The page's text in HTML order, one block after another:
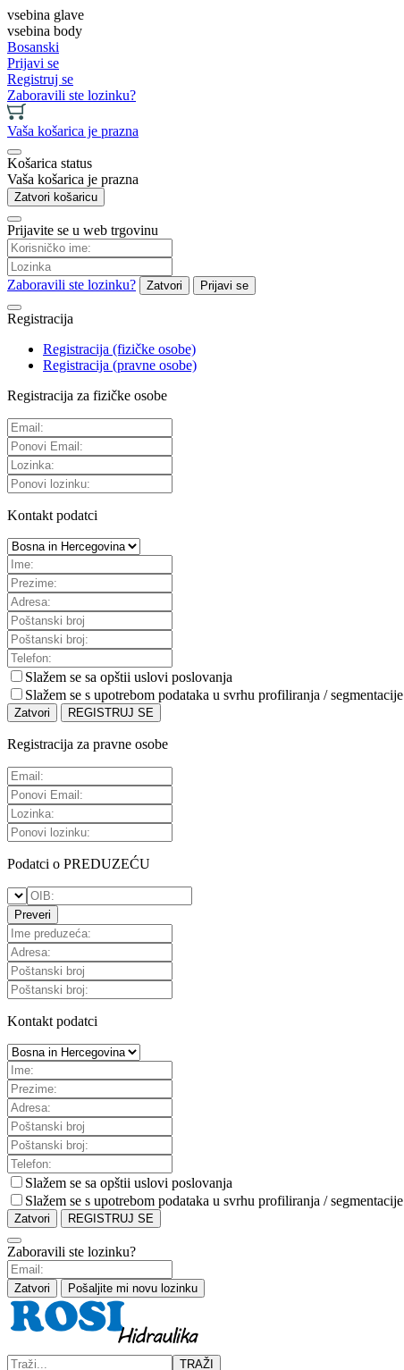
vsebina glave
vsebina body
Bosanski
Prijavi se
Registruj se
Zaboravili ste lozinku?
Vaša košarica je prazna
Košarica status
Vaša košarica je prazna
Zatvori košaricu
Prijavite se u web trgovinu
Zaboravili ste lozinku? Zatvori Prijavi se
Registracija
Registracija (fizičke osobe)
Registracija (pravne osobe)
Registracija za fizičke osobe
Kontakt podatci
Slažem se sa opštii uslovi poslovanja
Slažem se s upotrebom podataka u svrhu profiliranja / segmentacije
Zatvori REGISTRUJ SE
Registracija za pravne osobe
Podatci o PREDUZEĆU
Preveri
Kontakt podatci
Slažem se sa opštii uslovi poslovanja
Slažem se s upotrebom podataka u svrhu profiliranja / segmentacije
Zatvori REGISTRUJ SE
Zaboravili ste lozinku?
Zatvori Pošaljite mi novu lozinku
TRAŽI